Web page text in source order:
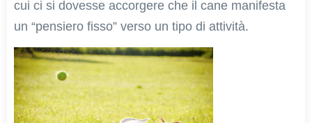
cui ci si dovesse accorgere che il cane manifesta
un “pensiero fisso” verso un tipo di attività.